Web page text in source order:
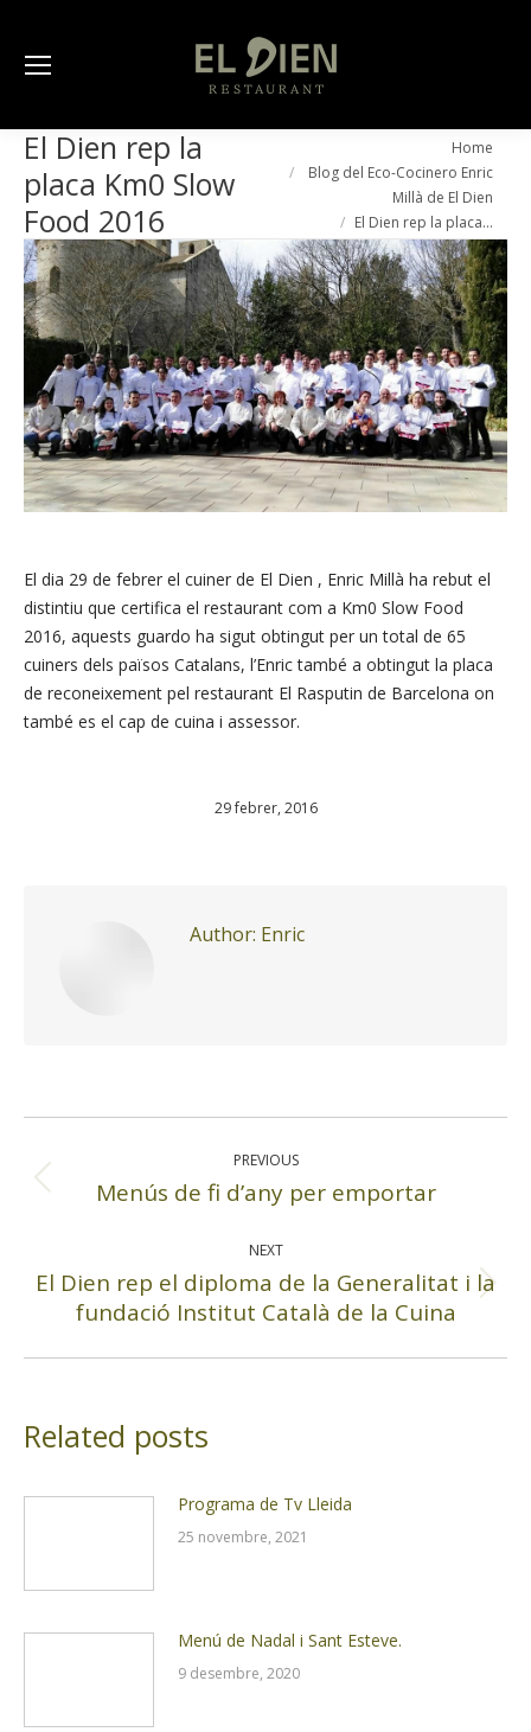
El Dien rep la
placa Km0 Slow
Food 2016
Home
Blog del Eco-Cocinero Enric
Millà de El Dien
El Dien rep la placa…
El dia 29 de febrer el cuiner de El Dien , Enric Millà ha rebut el
distintiu que certifica el restaurant com a Km0 Slow Food
2016, aquests guardo ha sigut obtingut per un total de 65
cuiners dels països Catalans, l’Enric també a obtingut la placa
de reconeixement pel restaurant El Rasputin de Barcelona on
també es el cap de cuina i assessor.
29 febrer, 2016
Author: Enric
Post
PREVIOUS
Previous
Menús de fi d’any per emportar
NEXT
Next
post:
El Dien rep el diploma de la Generalitat i la
fundació Institut Català de la Cuina
Related posts
Programa de Tv Lleida
25 novembre, 2021
Menú de Nadal i Sant Esteve.
9 desembre, 2020